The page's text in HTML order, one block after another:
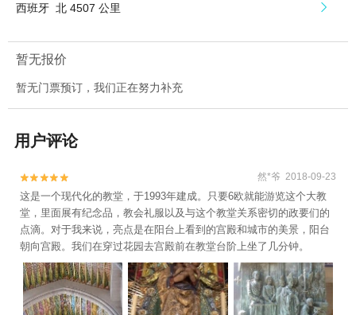
西班牙 ‎ 北 4507 公里

暂无报价
暂无门票预订，我们正在努力补充
用户评论

 然*爷 2018-09-23
这是一个现代化的教堂，于1993年建成。只要6欧就能游览这个大教
堂，里面展有纪念品，教会礼服以及与这个教堂关系密切的政要们的
点滴。对于我来说，亮点是在阳台上看到的宫殿和城市的美景，阳台
朝向宫殿。我们在穿过花园去宫殿前在教堂台阶上坐了几分钟。